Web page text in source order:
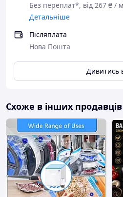
Без переплат*, від 267 ₴ /
Детальніше
Післяплата
Нова Пошта
Дивитись
Схоже в інших продавців